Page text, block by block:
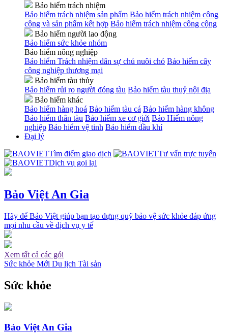
Bảo hiểm trách nhiệm
Bảo hiểm trách nhiệm sản phẩm Bảo hiểm trách nhiệm công
cộng và sản phẩm kết hợp Bảo hiểm trách nhiệm công cộng
Bảo hiểm người lao động
Bảo hiểm sức khỏe nhóm
Bảo hiểm nông nghiệp
Bảo hiểm Trách nhiệm dân sự chủ nuôi chó Bảo hiểm cây
công nghiệp thương mại
Bảo hiểm tàu thủy
Bảo hiểm rủi ro người đóng tàu Bảo hiểm tàu thuỷ nội địa
Bảo hiểm khác
Bảo hiểm hàng hoá Bảo hiểm tàu cá Bảo hiểm hàng không
Bảo hiểm thân tàu Bảo hiểm xe cơ giới Bảo Hiểm nông
nghiệp Bảo hiểm vệ tinh Bảo hiểm dầu khí
Đại lý
Tìm điểm giao dịch
Tư vấn trực tuyến
Dịch vụ gọi lại
Bảo Việt An Gia
Hãy để Bảo Việt giúp bạn tạo dựng quỹ bảo vệ sức khỏe đáp ứng
mọi nhu cầu về dịch vụ y tế
Xem tất cả các gói
Sức khỏe Mới Du lịch Tài sản
Sức khỏe
Bảo Việt An Gia